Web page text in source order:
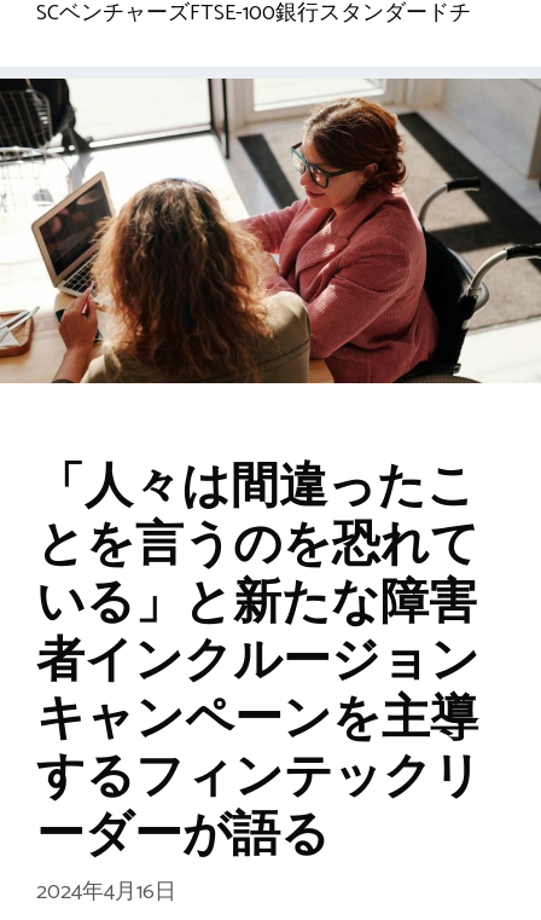
SCベンチャーズFTSE-100銀行スタンダードチ
「人々は間違ったこ
とを言うのを恐れて
いる」と新たな障害
者インクルージョン
キャンペーンを主導
するフィンテックリ
ーダーが語る
2024年4月16日